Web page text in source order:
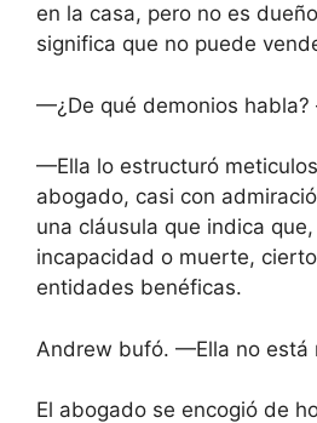
en la casa, pero no es
significa que no puede
—¿De qué demonios
—Ella lo estructuró
abogado, casi con
una cláusula que indica
incapacidad o muerte,
entidades benéficas.
Andrew bufó. —Ella no está
El abogado se encogió de